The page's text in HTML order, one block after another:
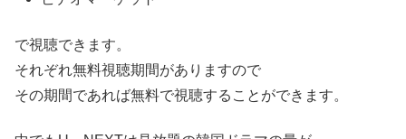
で視聴できます。
それぞれ無料視聴期間がありますので
その期間であれば無料で視聴することができます。